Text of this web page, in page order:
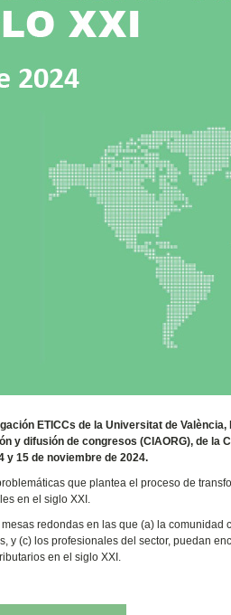
ETICCs de la Universitat de
y difusión de congresos (CIAORG), de la
y 15 de noviembre de 2024.
que plantea el proceso de
en el siglo XXI.
redondas en las que (a) la
y (c) los profesionales del sector, puedan
en el siglo XXI.